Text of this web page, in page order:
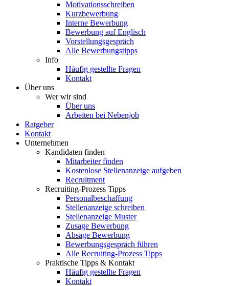
Motivationsschreiben
Kurzbewerbung
Interne Bewerbung
Bewerbung auf Englisch
Vorstellungsgespräch
Alle Bewerbungstipps
Info
Häufig gestellte Fragen
Kontakt
Über uns
Wer wir sind
Über uns
Arbeiten bei Nebenjob
Ratgeber
Kontakt
Unternehmen
Kandidaten finden
Mitarbeiter finden
Kostenlose Stellenanzeige aufgeben
Recruitment
Recruiting-Prozess Tipps
Personalbeschaffung
Stellenanzeige schreiben
Stellenanzeige Muster
Zusage Bewerbung
Absage Bewerbung
Bewerbungsgespräch führen
Alle Recruiting-Prozess Tipps
Praktische Tipps & Kontakt
Häufig gestellte Fragen
Kontakt